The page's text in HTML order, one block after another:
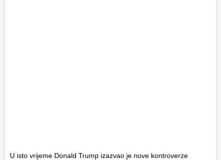
U isto vrijeme Donald Trump izazvao je nove kontroverze